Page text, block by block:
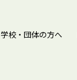
学校・団体の方へ